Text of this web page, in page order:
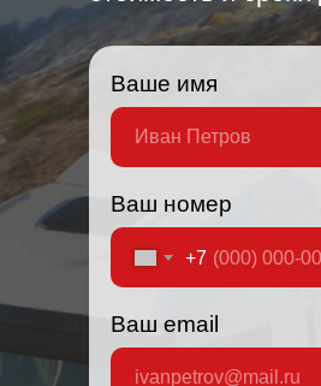
Ваше имя
Ваш номер
+7
Ваш email